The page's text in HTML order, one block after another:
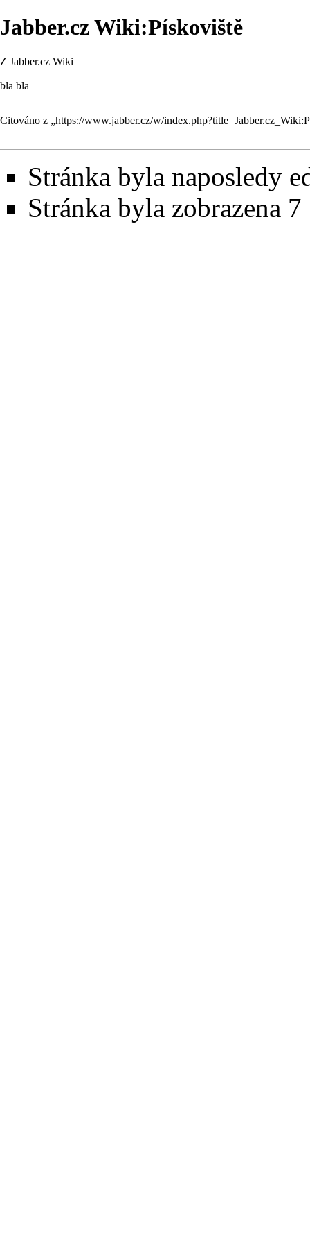
Jabber.cz Wiki:Pískoviště
Z Jabber.cz Wiki
bla bla
Citováno z „https://www.jabber.cz/w/
Stránka byla naposledy
Stránka byla zobrazena